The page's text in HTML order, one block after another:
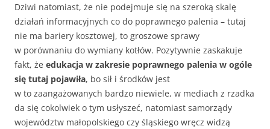
Dziwi natomiast, że nie podejmuje się na szeroką skalę
działań informacyjnych co do poprawnego palenia – tutaj
nie ma bariery kosztowej, to groszowe sprawy
w porównaniu do wymiany kotłów. Pozytywnie zaskakuje
fakt, że edukacja w zakresie poprawnego palenia w ogóle
się tutaj pojawiła, bo sił i środków jest
w to zaangażowanych bardzo niewiele, w mediach z rzadka
da się cokolwiek o tym usłyszeć, natomiast samorządy
województw małopolskiego czy śląskiego wręcz widzą